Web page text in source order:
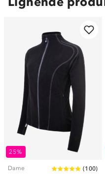
25%
Dame (100)